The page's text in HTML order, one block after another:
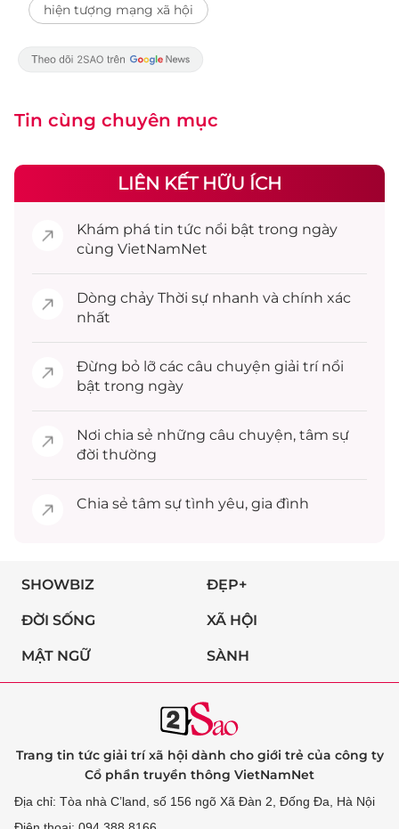
hiện tượng mạng xã hội
Tin cùng chuyên mục
LIÊN KẾT HỮU ÍCH
Khám phá tin tức nổi bật trong ngày
cùng VietNamNet
Dòng chảy Thời sự nhanh và chính xác
nhất
Đừng bỏ lỡ các câu chuyện giải trínổi
bật trong ngày
Nơi chia sẻ những câu chuyện, tâm sự
đời thường
Chia sẻ tâm sự tình yêu, gia đình
SHOWBIZ ĐẸP+
ĐỜI SỐNG XÃ HỘI
MẬT NGỮ SÀNH
Trang tin tức giải trí xã hội dành cho giới trẻ của công ty
Cổ phần truyền thông VietNamNet
Địa chỉ: Tòa nhà C’land, số 156 ngõ Xã Đàn 2, Đống Đa, Hà Nội